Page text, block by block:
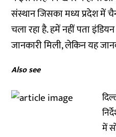
संस्थान जिसका मध्य प्रदेश में
चला रहा है. हमें नहीं पता
जानकारी मिली, लेकिन यह
Also see
में